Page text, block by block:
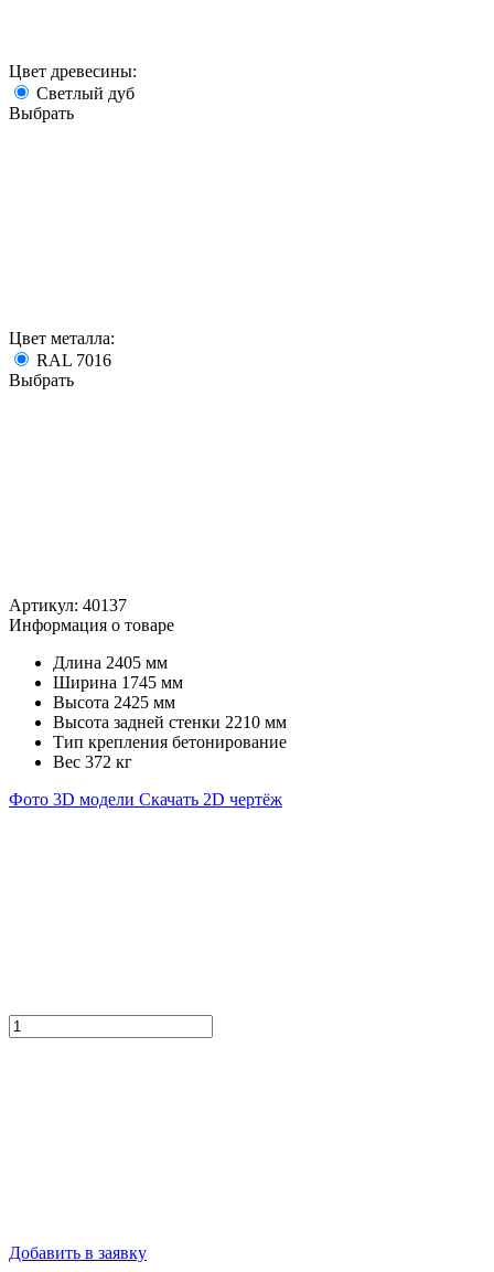
Цвет древесины:
Светлый дуб
Выбрать
Цвет металла:
RAL 7016
Выбрать
Артикул: 40137
Информация о товаре
Длина 2405 мм
Ширина 1745 мм
Высота 2425 мм
Высота задней стенки 2210 мм
Тип крепления бетонирование
Вес 372 кг
Фото 3D модели Скачать 2D чертёж
Добавить в заявку